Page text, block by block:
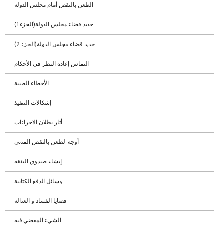
الطعن بالنقض أمام مجلس الدولة
جديد قضاء مجلس الدولة(الجزء1)
جديد قضاء مجلس الدولة(الجزء 2)
التماس إعادة النظر في الأحكام
الأخطاء الطبية
إشكالات التنفيذ
أثار بطلان الاجراءات
أوجه الطعن بالنقض المدني
إنشاء صندوق النفقة
وسائل الدفع الكتابية
قضايا الفساد و العدالة
الشيء المقضي فيه